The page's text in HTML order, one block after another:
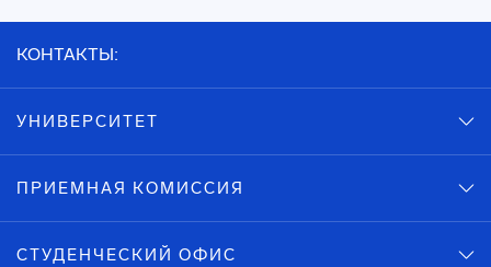
КОНТАКТЫ:
УНИВЕРСИТЕТ
ПРИЕМНАЯ КОМИССИЯ
СТУДЕНЧЕСКИЙ ОФИС